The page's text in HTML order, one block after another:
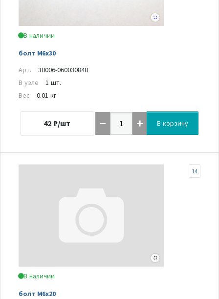
В наличии
болт М6х30
Арт.
30006-060030840
В узле
1 шт.
Вес
0.01 кг
42 ₽/шт В корзину
В наличии
болт M6x20
14